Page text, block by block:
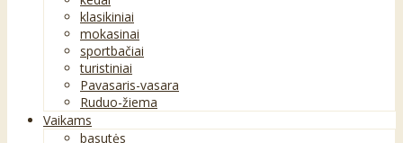
klasikiniai
mokasinai
sportbačiai
turistiniai
Pavasaris-vasara
Ruduo-žiema
Vaikams
basutės